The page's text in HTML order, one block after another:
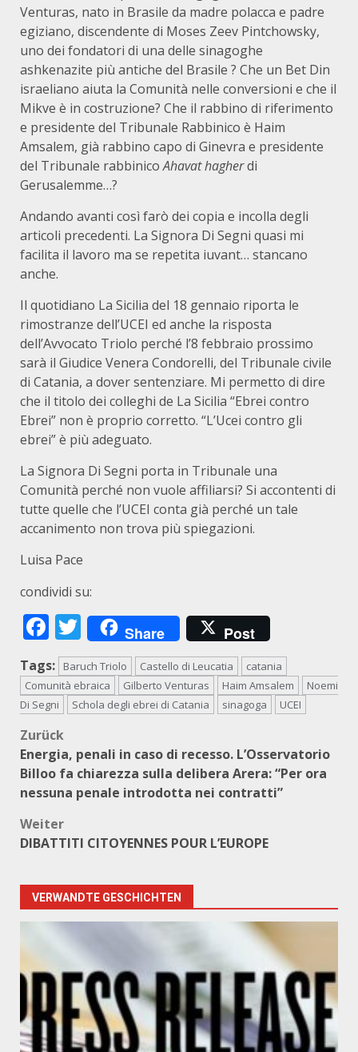
Venturas, nato in Brasile da madre polacca e padre
egiziano, discendente di Moses Zeev Pintchowsky,
uno dei fondatori di una delle sinagoghe
ashkenazite più antiche del Brasile ? Che un Bet Din
israeliano aiuta la Comunità nelle conversioni e che il
Mikve è in costruzione? Che il rabbino di riferimento
e presidente del Tribunale Rabbinico è Haim
Amsalem, già rabbino capo di Ginevra e presidente
del Tribunale rabbinicoAhavat hagherdi
Gerusalemme…?
Andando avanti così farò dei copia e incolla degli
articoli precedenti. La Signora Di Segni quasi mi
facilita il lavoro ma se repetita iuvant… stancano
anche.
Il quotidiano La Sicilia del 18 gennaio riporta le
rimostranze dell’UCEI ed anche la risposta
dell’Avvocato Triolo perché l’8 febbraio prossimo
sarà il Giudice Venera Condorelli, del Tribunale civile
di Catania, a dover sentenziare. Mi permetto di dire
che il titolo dei colleghi de La Sicilia “Ebrei contro
Ebrei” non è proprio corretto. “L’Ucei contro gli
ebrei” è più adeguato.
La Signora Di Segni porta in Tribunale una
Comunità perché non vuole affiliarsi? Si accontenti di
tutte quelle che l’UCEI conta già perché un tale
accanimento non trova più spiegazioni.
Luisa Pace
condividi su:
Facebook
Twitter
Share Post
Tags: Baruch Triolo Castello di Leucatia
catania
Comunità ebraica
Gilberto Venturas Haim Amsalem
Noemi
Di Segni
Schola degli ebrei di Catania sinagoga UCEI
Beitragsnavigation
Zurück
Energia, penali in caso di recesso. L’Osservatorio
Billoo fa chiarezza sulla delibera Arera: “Per ora
nessuna penale introdotta nei contratti”
Weiter
DIBATTITI CITOYENNES POUR L’EUROPE
VERWANDTE GESCHICHTEN